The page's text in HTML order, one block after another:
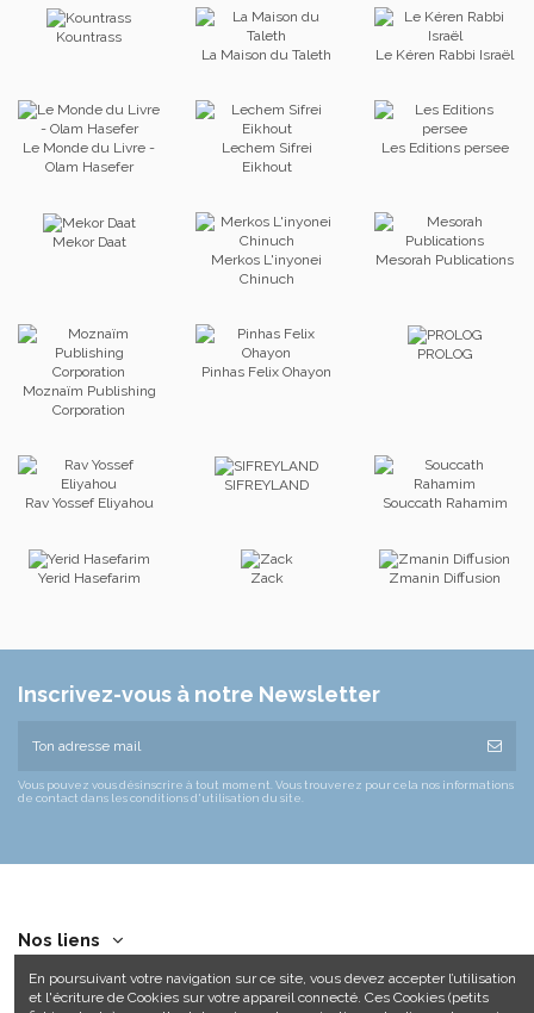
Kountrass
La Maison du Taleth
Le Kéren Rabbi Israël
Le Monde du Livre -
Olam Hasefer
Lechem Sifrei
Eikhout
Les Editions persee
Mekor Daat
Merkos L'inyonei
Chinuch
Mesorah Publications
Moznaïm Publishing
Corporation
Pinhas Felix Ohayon
PROLOG
Rav Yossef Eliyahou
SIFREYLAND
Souccath Rahamim
Yerid Hasefarim Zack Zmanin Diffusion
Inscrivez-vous à notre Newsletter
Vous pouvez vous désinscrire à tout moment. Vous trouverez pour cela nos informations
de contact dans les conditions d'utilisation du site.
Nos liens
Contact us
En poursuivant votre navigation sur ce site, vous devez accepter l’utilisation
et l'écriture de Cookies sur votre appareil connecté. Ces Cookies (petits